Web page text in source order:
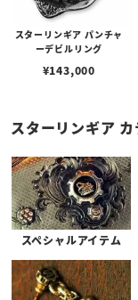
スターリンギア パンチャ
ーデビルリング
¥143,000
スターリンギア
スペシャルアイテム